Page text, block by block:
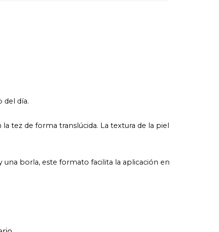
del día.
tez de forma translúcida. La textura de la piel
una borla, este formato facilita la aplicación en